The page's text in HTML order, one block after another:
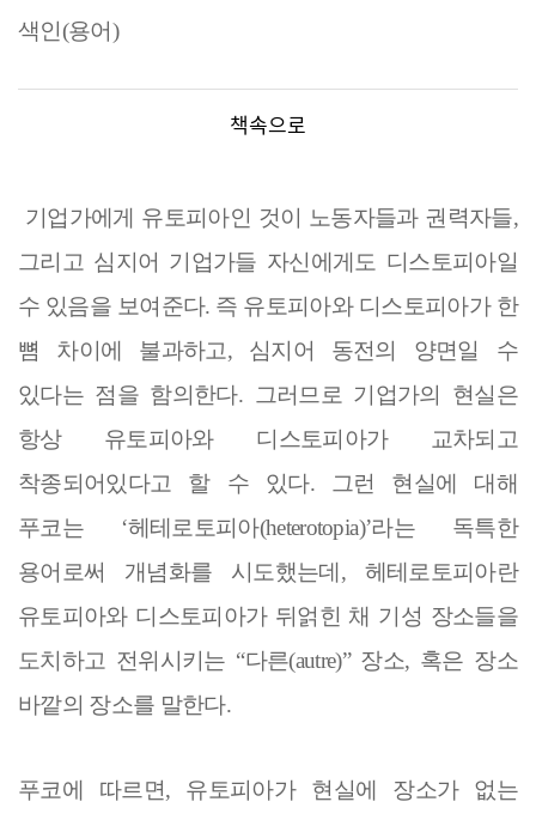
색인(용어)
책속으로
기업가에게 유토피아인 것이 노동자들과 권력자들,
그리고 심지어 기업가들 자신에게도 디스토피아일
수 있음을 보여준다. 즉 유토피아와 디스토피아가 한
뼘 차이에 불과하고, 심지어 동전의 양면일 수
있다는 점을 함의한다.
그러므로 기업가의 현실은
항상 유토피아와 디스토피아가 교차되고
착종되어있다고 할 수 있다.
그런 현실에 대해
푸코는 ‘헤테로토피아(heterotopia)’라는 독특한
용어로써 개념화를 시도했는데 , 헤테로토피아란
유토피아와 디스토피아가 뒤얽힌 채 기성 장소들을
도치하고 전위시키는 “다른(autre)” 장소, 혹은 장소
바깥의 장소를 말한다.
푸코에 따르면, 유토피아가 현실에 장소가 없는